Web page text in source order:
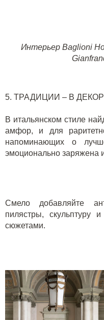
Интерьер Baglioni
5. ТРАДИЦИИ – В
В итальянском стиле
амфор, и для
напоминающих о
эмоционально заряжена
Смело добавляйте
пилястры, скульптуру
сюжетами.